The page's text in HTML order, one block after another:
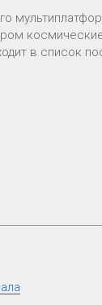
в список